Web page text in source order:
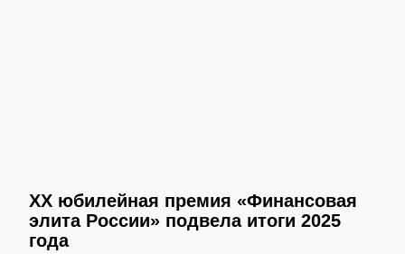
XX юбилейная премия «Финансовая
элита России» подвела итоги 2025
года